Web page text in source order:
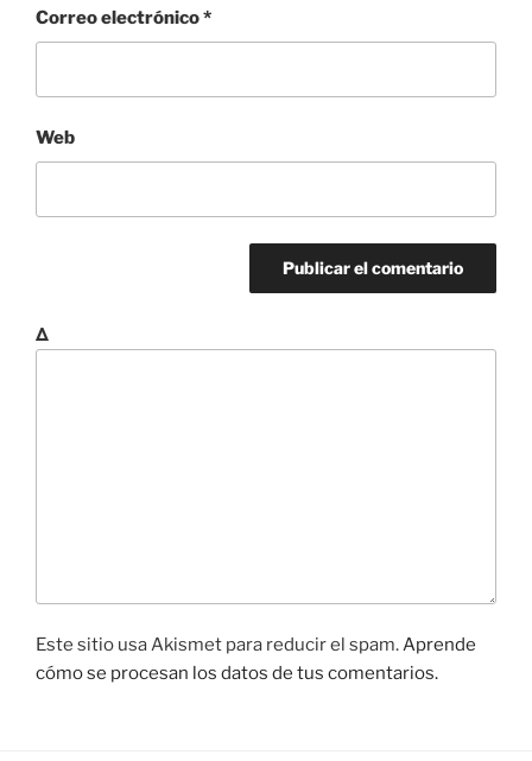
Correo electrónico*
Web
Δ
Este sitio usa Akismet para reducir el spam.Aprende
cómo se procesan los datos de tus comentarios.